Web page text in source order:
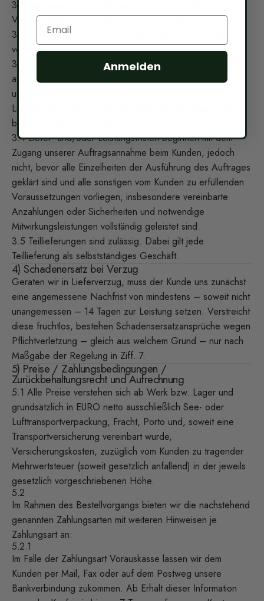
3.1 Leistungs- und Erfüllungsort für alle vertraglichen
Verpflichtungen ist der Sitz unserer Gesellschaft.
3.2 Die Versand- bzw. Transportkosten und einer ggf.
vereinbarten Transportversicherung trägt der Kunde.
3.3 Verbindliche Liefertermine und -fristen müssen
ausdrücklich und in Textform vereinbart werden. Bei
unverbindlichen oder ungefähren (ca., etwa, etc.)
Lieferterminen und -fristen bemühen wir uns, diese nach
besten Kräften einzuhalten.
3.4 Liefer- und/oder Leistungsfristen beginnen mit dem
Zugang unserer Auftragsannahme beim Kunden, jedoch
nicht, bevor alle Einzelheiten der Ausführung des Auftrages
geklärt sind und alle sonstigen vom Kunden zu erfüllenden
Voraussetzungen vorliegen, insbesondere vereinbarte
Anzahlungen oder Sicherheiten und notwendige
Mitwirkungsleistungen vollständig geleistet sind.
3.5 Teillieferungen sind zulässig. Dabei gilt jede
Teillieferung als selbstständiges Geschäft.
4) Schadenersatz bei Verzug
Geraten wir in Lieferverzug, muss der Kunde uns zunächst
eine angemessene Nachfrist von mindestens – soweit nicht
unangemessen – 14 Tagen zur Leistung setzen. Verstreicht
diese fruchtlos, bestehen Schadensersatzansprüche wegen
Pflichtverletzung – gleich aus welchem Grund – nur nach
Maßgabe der Regelung in Ziff. 7.
5) Preise / Zahlungsbedingungen /
Zurückbehaltungsrecht und Aufrechnung
5.1 Alle Preise verstehen sich ab Werk bzw. Lager und
grundsätzlich in EURO netto ausschließlich See- oder
Lufttransportverpackung, Fracht, Porto und, soweit eine
Transportversicherung vereinbart wurde,
Versicherungskosten, zuzüglich vom Kunden zu tragender
Mehrwertsteuer (soweit gesetzlich anfallend) in der jeweils
gesetzlich vorgeschriebenen Höhe.
5.2
Im Rahmen des Bestellvorgangs bieten wir die nachstehend
genannten Zahlungsarten mit weiteren Hinweisen je
Zahlungsart an:
5.2.1
Im Falle der Zahlungsart Vorauskasse lassen wir dem
Kunden per Mail, Fax oder auf dem Postweg unsere
Bankverbindung zukommen. Ab Erhalt dieser Information
Email
Anmelden